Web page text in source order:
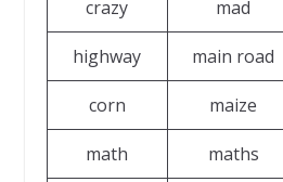
crazy mad
highway main road
corn maize
math maths